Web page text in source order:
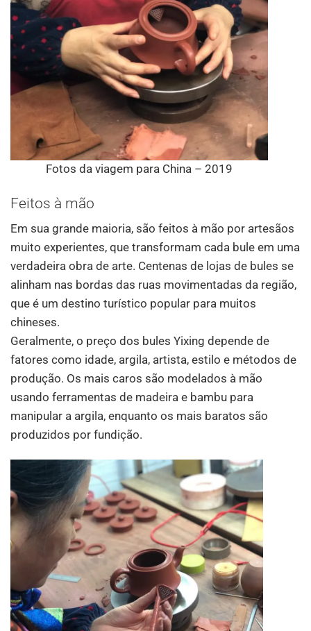
Fotos da viagem para China – 2019
Feitos à mão
Em sua grande maioria, são ​​feitos à mão por artesãos
muito experientes, que transformam cada bule em uma
verdadeira obra de arte. Centenas de lojas de bules se
alinham nas bordas das ruas movimentadas da região,
que é um destino turístico popular para muitos
chineses.
Geralmente, o preço dos bules Yixing depende de
fatores como idade, argila, artista, estilo e métodos de
produção. Os mais caros são modelados à mão
usando ferramentas de madeira e bambu para
manipular a argila, enquanto os mais baratos são
produzidos por fundição.